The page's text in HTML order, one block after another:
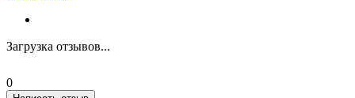
Загрузка отзывов...
0